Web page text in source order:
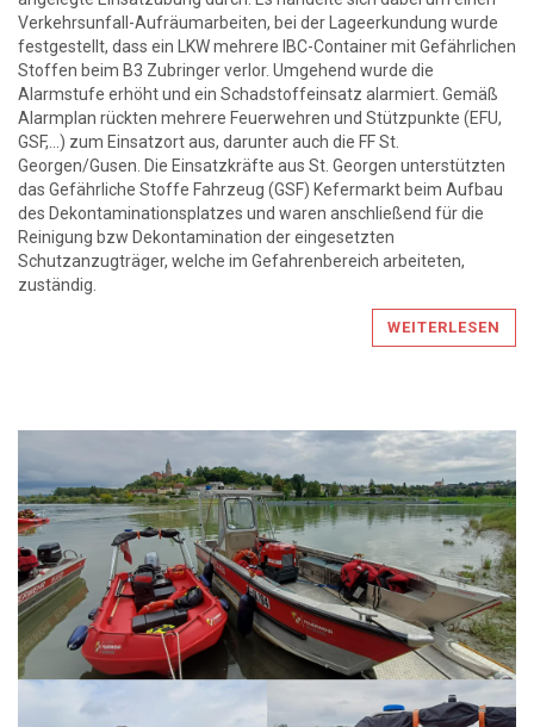
Verkehrsunfall-Aufräumarbeiten, bei der Lageerkundung wurde
festgestellt, dass ein LKW mehrere IBC-Container mit Gefährlichen
Stoffen beim B3 Zubringer verlor. Umgehend wurde die
Alarmstufe erhöht und ein Schadstoffeinsatz alarmiert. Gemäß
Alarmplan rückten mehrere Feuerwehren und Stützpunkte (EFU,
GSF,…) zum Einsatzort aus, darunter auch die FF St.
Georgen/Gusen. Die Einsatzkräfte aus St. Georgen unterstützten
das Gefährliche Stoffe Fahrzeug (GSF) Kefermarkt beim Aufbau
des Dekontaminationsplatzes und waren anschließend für die
Reinigung bzw Dekontamination der eingesetzten
Schutzanzugträger, welche im Gefahrenbereich arbeiteten,
zuständig.
WEITERLESEN